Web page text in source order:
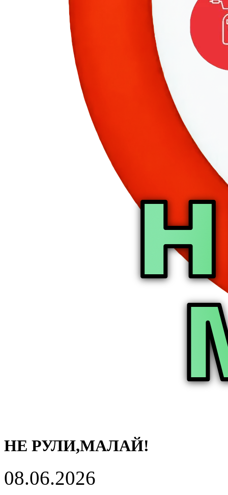
НЕ РУЛИ,МАЛАЙ!
08.06.2026